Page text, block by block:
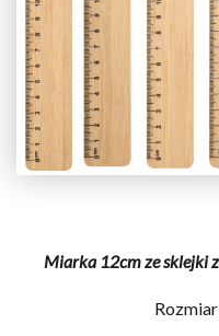
Miarka 12cm ze sklejki